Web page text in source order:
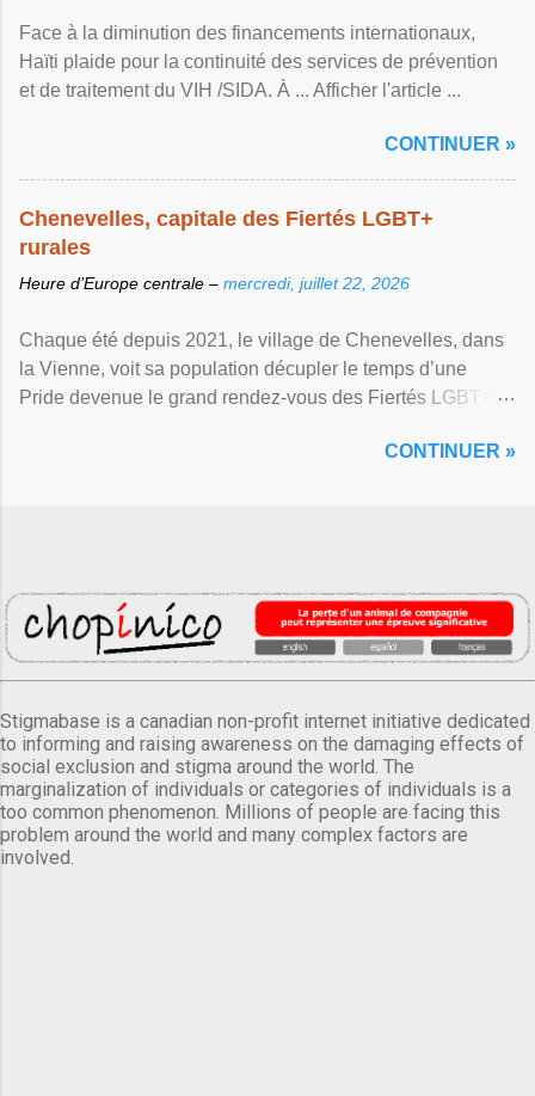
Face à la diminution des financements internationaux,
Haïti plaide pour la continuité des services de prévention
et de traitement du VIH /SIDA. À ... Afficher l'article ...
CONTINUER »
Chenevelles, capitale des Fiertés LGBT+
rurales
Heure d’Europe centrale – mercredi, juillet 22, 2026
Chaque été depuis 2021, le village de Chenevelles, dans
la Vienne, voit sa population décupler le temps d’une
Pride devenue le grand rendez-vous des Fiertés LGBT+
CONTINUER »
Stigmabase is a canadian non-profit internet initiative dedicated
to informing and raising awareness on the damaging effects of
social exclusion and stigma around the world. The
marginalization of individuals or categories of individuals is a
too common phenomenon. Millions of people are facing this
problem around the world and many complex factors are
involved.